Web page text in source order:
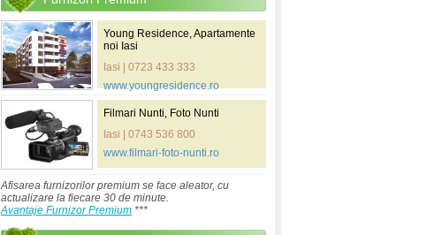
Young Residence, Apartamente
noi Iasi
Iasi | 0723 433 333
www.youngresidence.ro
Filmari Nunti, Foto Nunti
Iasi | 0743 536 800
www.filmari-foto-nunti.ro
Afisarea furnizorilor premium se face aleator, cu
actualizare la fiecare 30 de minute.
Avantaje Furnizor Premium ***